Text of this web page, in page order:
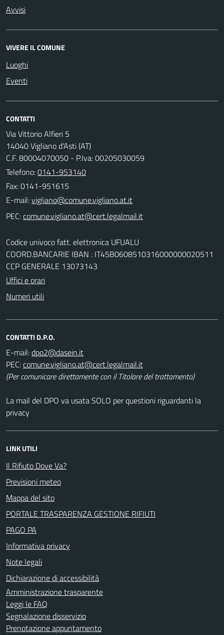
Avvisi
VIVERE IL COMUNE
Luoghi
Eventi
CONTATTI
Via Vittorio Alfieri 5
14040 Vigliano d'Asti (AT)
C.F. 80004070050 - P.Iva: 00205030059
Telefono:0141-953140
Fax: 0141-951615
E-mail:
PEC:
Codice univoco fatt. elettronica UFUALU
COORD.BANCARIE IBAN : IT45B0608510316000000020511
CCP GENERALE 13073143
Uffici e orari
Numeri utili
CONTATTI D.P.O.
E-mail:
PEC:
(Per comunicare direttamente con il Titolare del trattamento)
La mail del DPO va usata SOLO per questioni riguardanti la
privacy
LINK UTILI
Il Rifiuto Dove Va?
Previsioni meteo
Mappa del sito
PORTALE TRASPARENZA GESTIONE RIFIUTI
PAGO PA
Informativa privacy
Note legali
Dichiarazione di accessibilità
Amministrazione trasparente
Leggi le FAQ
Segnalazione disservizio
Prenotazione appuntamento